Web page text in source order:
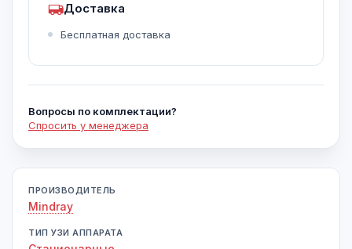
Доставка
Бесплатная доставка
Вопросы по комплектации?
Спросить у менеджера
ПРОИЗВОДИТЕЛЬ
Mindray
ТИП УЗИ АППАРАТА